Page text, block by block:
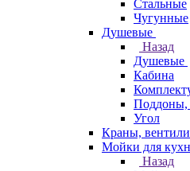
Стальные
Чугунные
Душевые
Назад
Душевые
Кабина
Поддоны,
Угол
Краны, вентили
Мойки для
Назад